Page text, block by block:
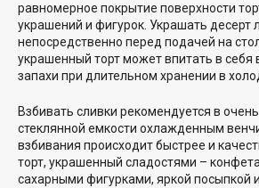
равномерное покрытие поверхности
украшений и фигурок. Украшать десерт
непосредственно перед подачей на
украшенный торт может впитать в себя
запахи при длительном хранении в
Взбивать сливки рекомендуется в
стеклянной емкости охлажденным
взбивания происходит быстрее и
торт, украшенный сладостями –
сахарными фигурками, яркой посыпкой